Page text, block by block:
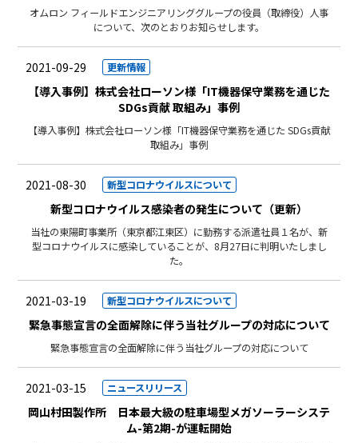
オムロン フィールドエンジニアリンググループの役員（取締役）人事
について、次のとおりお知らせします。
2021-09-29 更新情報
【導入事例】株式会社ローソン様「IT機器保守業務を通じた
SDGs貢献 取組み」事例
【導入事例】株式会社ローソン様「IT機器保守業務を通じた SDGs貢献
取組み」事例
2021-08-30 新型コロナウイルスについて
新型コロナウイルス感染者の発生について（更新）
当社の東陽町事業所（東京都江東区）に勤務する派遣社員１名が、新
型コロナウイルスに感染していることが、8月27日に判明いたしまし
た。
2021-03-19 新型コロナウイルスについて
緊急事態宣言の全面解除に伴う当社グループの対応について
緊急事態宣言の全面解除に伴う当社グループの対応について
2021-03-15 ニュースリリース
岡山村田製作所 日本最大級の駐車場型メガソーラーシステ
ム-第2期-が運転開始